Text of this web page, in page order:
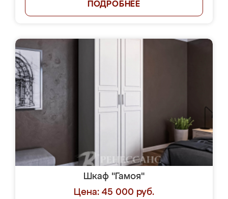
ПОДРОБНЕЕ
Шкаф "Гамоя"
Цена: 45 000 руб.